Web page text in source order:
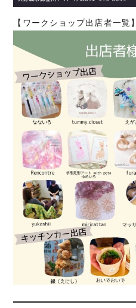
【ワークショップ出店者一覧】